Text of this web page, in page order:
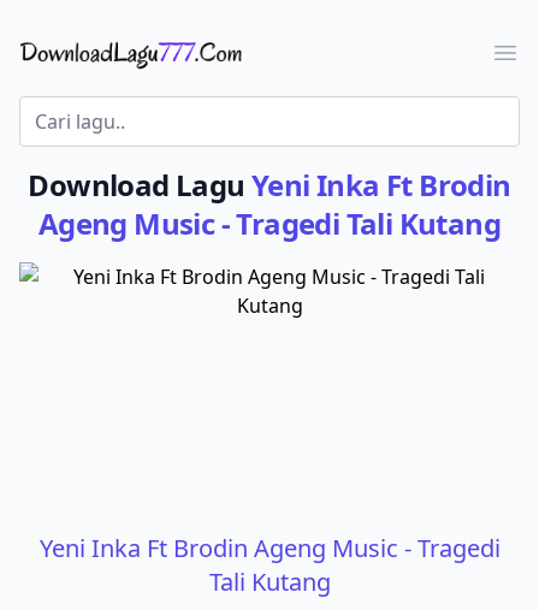
Download Lagu - LaguJoss.com
Download Lagu Yeni Inka Ft Brodin
Ageng Music - Tragedi Tali Kutang
Yeni Inka Ft Brodin Ageng Music - Tragedi
Tali Kutang